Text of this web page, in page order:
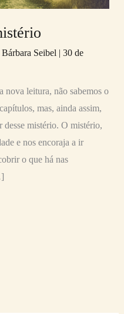
Bárbara Seibel | 30 de
nova leitura, não sabemos o
mas, ainda assim,
mistério. O mistério,
e nos encoraja a ir
o que há nas